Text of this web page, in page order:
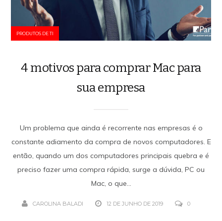
PRODUTOS DE TI
4 motivos para comprar Mac para
sua empresa
Um problema que ainda é recorrente nas empresas é o
constante adiamento da compra de novos computadores. E
então, quando um dos computadores principais quebra e é
preciso fazer uma compra rápida, surge a dúvida, PC ou
Mac, o que...
CAROLINA BALADI 12 DE JUNHO DE 2019 0